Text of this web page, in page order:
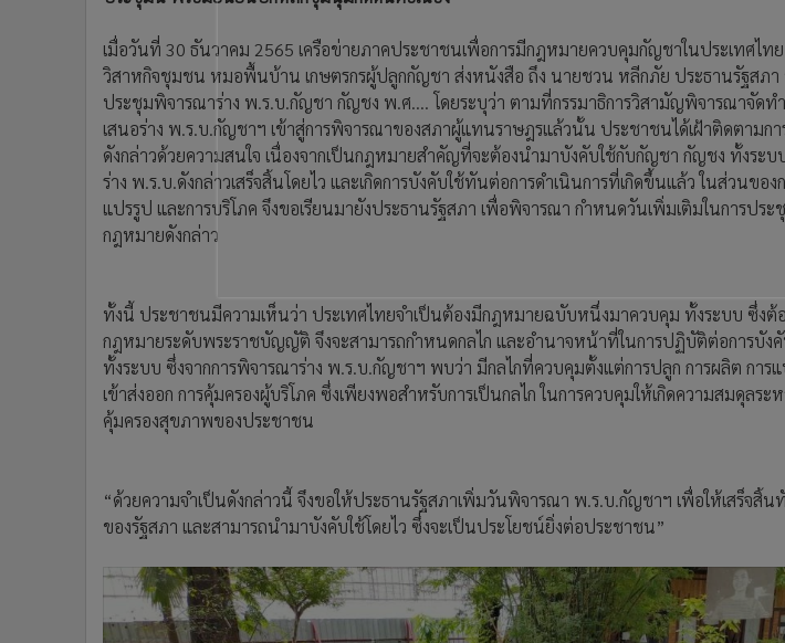
Celeb Online
Gotomanager
เมื่อวันที่ 30 ธันวาคม 2565 เครือข่ายภาคประชาชนเพื่อการมีกฎหมายควบคุมกัญชาในประเทศไทย
วิสาหกิจชุมชน หมอพื้นบ้าน เกษตรกรผู้ปลูกกัญชา ส่งหนังสือ ถึง นายชวน หลีกภัย ประธานรัฐสภ
ประชุมพิจารณาร่าง พ.ร.บ.กัญชา กัญชง พ.ศ.... โดยระบุว่า ตามที่กรรมาธิการวิสามัญพิจารณาจัดท
เสนอร่าง พ.ร.บ.กัญชาฯ เข้าสู่การพิจารณาของสภาผู้แทนราษฎรแล้วนั้น ประชาชนได้เฝ้าติดตามก
ดังกล่าวด้วยความสนใจ เนื่องจากเป็นกฎหมายสำคัญที่จะต้องนำมาบังคับใช้กับกัญชา กัญชง ทั้งระบ
ร่าง พ.ร.บ.ดังกล่าวเสร็จสิ้นโดยไว และเกิดการบังคับใช้ทันต่อการดำเนินการที่เกิดขึ้นแล้ว ในส่วนของ
แปรรูป และการบริโภค จึงขอเรียนมายังประธานรัฐสภา เพื่อพิจารณา กำหนดวันเพิ่มเติมในการปร
กฎหมายดังกล่าว
ทั้งนี้ ประชาชนมีความเห็นว่า ประเทศไทยจำเป็นต้องมีกฎหมายฉบับหนึ่งมาควบคุม ทั้งระบบ ซึ่งต้
กฎหมายระดับพระราชบัญญัติ จึงจะสามารถกำหนดกลไก และอำนาจหน้าที่ในการปฏิบัติต่อการบั
ทั้งระบบ ซึ่งจากการพิจารณาร่าง พ.ร.บ.กัญชาฯ พบว่า มีกลไกที่ควบคุมตั้งแต่การปลูก การผลิต การ
เข้าส่งออก การคุ้มครองผู้บริโภค ซึ่งเพียงพอสำหรับการเป็นกลไก ในการควบคุมให้เกิดความสมดุลระห
คุ้มครองสุขภาพของประชาชน
“ด้วยความจำเป็นดังกล่าวนี้ จึงขอให้ประธานรัฐสภาเพิ่มวันพิจารณา พ.ร.บ.กัญชาฯ เพื่อให้เสร็จสิ้
ของรัฐสภา และสามารถนำมาบังคับใช้โดยไว ซึ่งจะเป็นประโยชน์ยิ่งต่อประชาชน”